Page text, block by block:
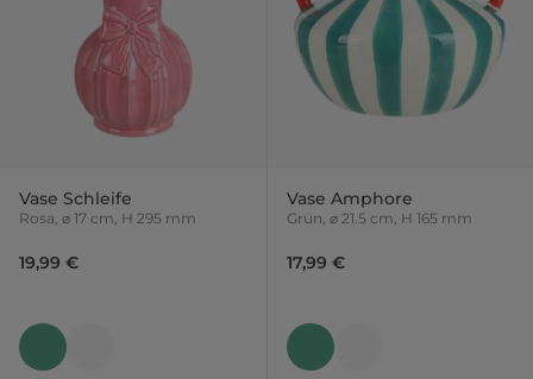
Vase Schleife
Rosa, ⌀ 17 cm, H 295 mm
19,99 €
Vase Amphore
Grün, ⌀ 21.5 cm, H 165 mm
17,99 €